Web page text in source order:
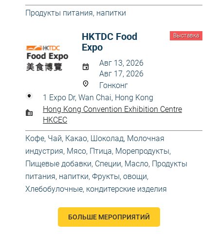
Продукты питания, напитки
Выставка
HKTDC Food
Expo
Авг 13, 2026
Авг 17, 2026
Гонконг
1 Expo Dr, Wan Chai, Hong Kong
Hong Kong Convention Exhibition Centre
HKCEC
Кофе, Чай, Какао, Шоколад, Молочная
индустрия, Мясо, Птица, Морепродукты,
Пищевые добавки, Специи, Масло, Продукты
питания, напитки, Фрукты, овощи,
Хлебобулочные, кондитерские изделия
БОЛЬШЕ МЕРОПРИЯТИЙ